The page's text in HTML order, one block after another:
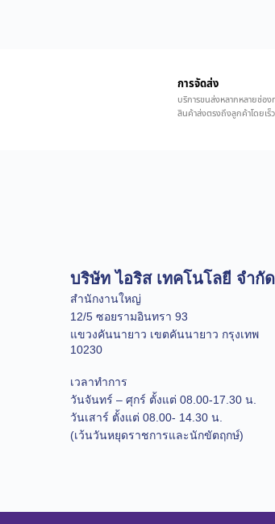
การจัดส่ง
บริการขนส่งหลากหลายช่อง
สินค้าส่งตรงถึงลูกค้าโดยเร็
บริษัท ไอริส เทคโนโลยี จำกัด
สำนักงานใหญ่
12/5 ซอยรามอินทรา 93
แขวงคันนายาว เขตคันนายาว กรุงเทพ
10230
เวลาทำการ
วันจันทร์ – ศุกร์ ตั้งแต่ 08.00-17.30 น.
วันเสาร์ ตั้งแต่ 08.00- 14.30 น.
(เว้นวันหยุดราชการและนักขัตฤกษ์)